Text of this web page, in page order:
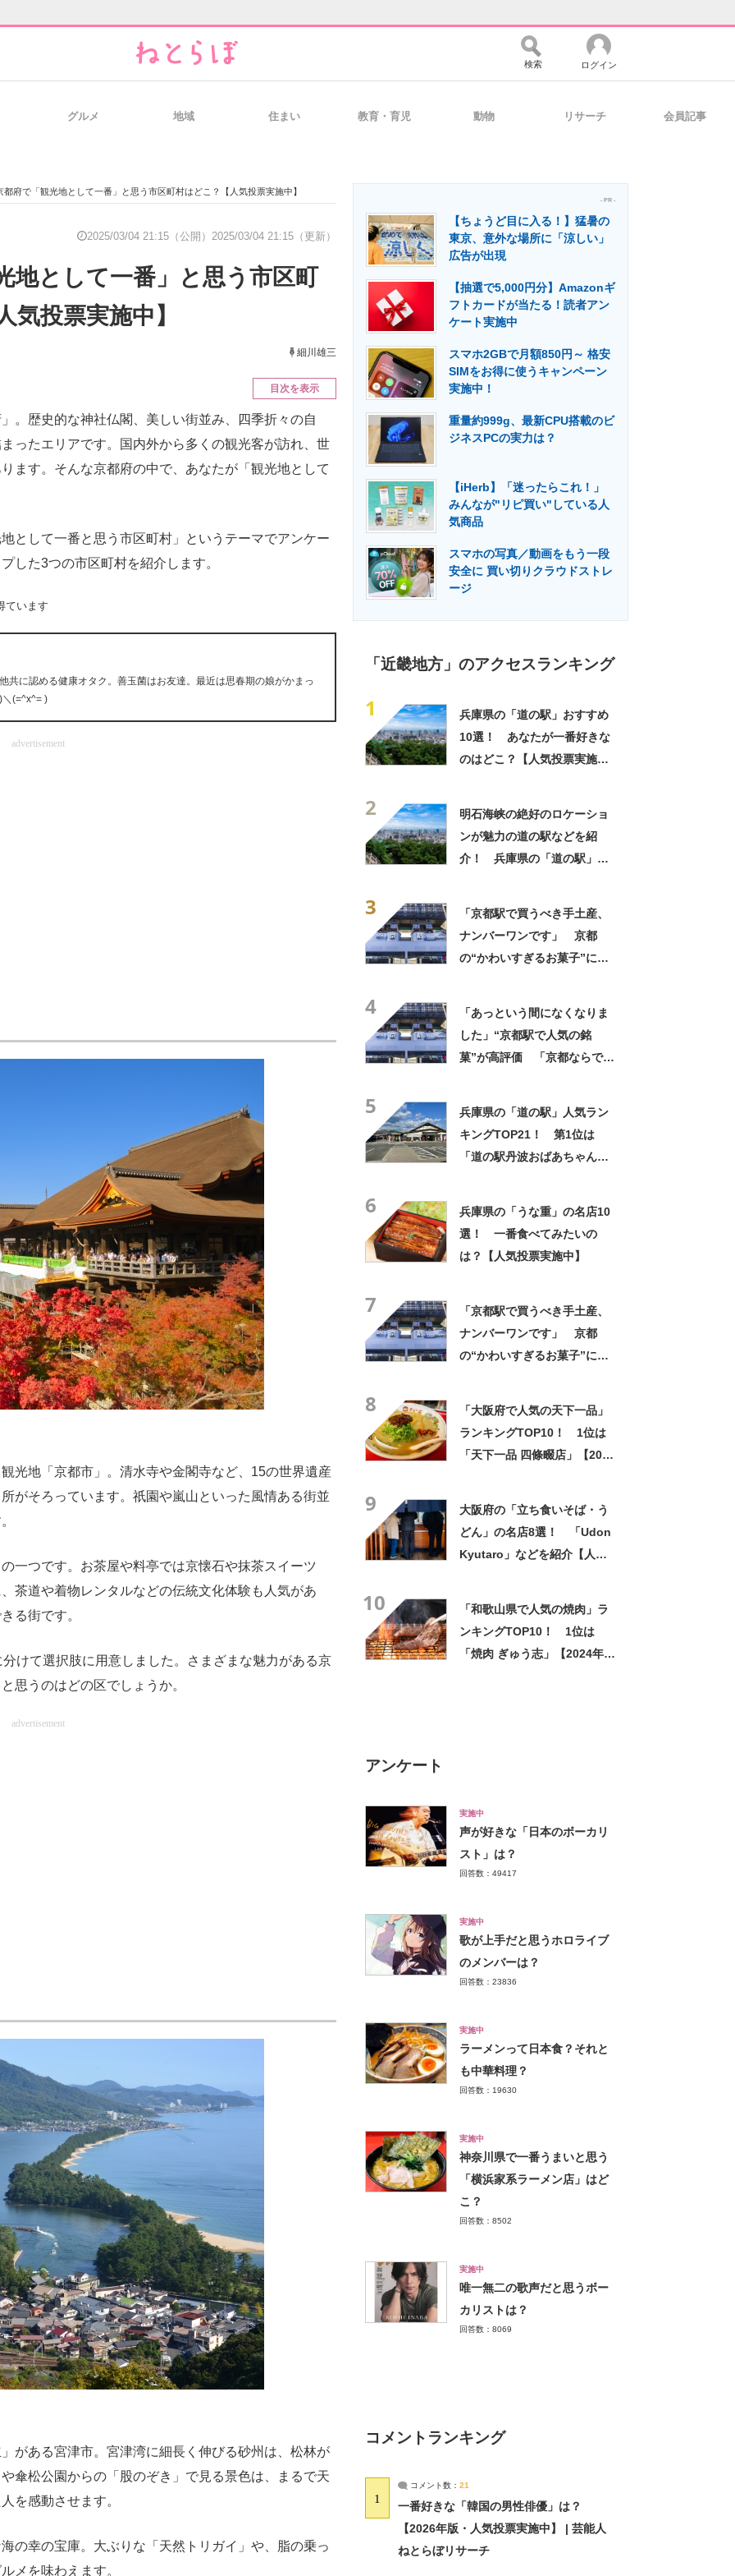
経営リーダーのコミュニティ マーケ×ITの今がよく分かる
IT製品の技術・比較・事例 製造業のIT導入・活用を支援
エネルギーの専門メディア 建設×テクノロジーの最前線
検索 ログイン
グルメ 地域 住まい 教育・育児 動物 リサーチ 会員記事
都府で「観光地として一番」と思う市区町村はどこ？【人気投票実施中】
2025/03/04 21:15（公開） 2025/03/04 21:15（更新）
地として一番」と思う市区町
気投票実施中】
細川雄三
目次を表示
歴史的な神社仏閣、美しい街並み、四季折々の自
ったエリアです。国内外から多くの観光客が訪れ、世
ます。そんな京都府の中で、あなたが「観光地として
して一番と思う市区町村」というテーマでアンケー
した3つの市区町村を紹介します。
ています
共に認める健康オタク。善玉菌はお友達。最近は思春期の娘がかまっ
＼(=^x^= )
advertisement
地「京都市」。清水寺や金閣寺など、15の世界遺産
がそろっています。祇園や嵐山といった風情ある街並
つです。お茶屋や料亭では京懐石や抹茶スイーツ
茶道や着物レンタルなどの伝統文化体験も人気があ
る街です。
けて選択肢に用意しました。さまざまな魅力がある京
思うのはどの区でしょうか。
advertisement
ある宮津市。宮津湾に細長く伸びる砂州は、松林が
傘松公園からの「股のぞき」で見る景色は、まるで天
を感動させます。
幸の宝庫。大ぶりな「天然トリガイ」や、脂の乗っ
メを味わえます。
- PR -
【ちょうど目に入る！】猛暑の
東京、意外な場所に「涼しい」
広告が出現
【抽選で5,000円分】Amazonギ
フトカードが当たる！読者アン
ケート実施中
スマホ2GBで月額850円～ 格安
SIMをお得に使うキャンペーン
実施中！
重量約999g、最新CPU搭載のビ
ジネスPCの実力は？
【iHerb】「迷ったらこれ！」
みんなが"リピ買い"している人
気商品
スマホの写真／動画をもう一段
安全に 買い切りクラウドストレ
ージ
「近畿地方」のアクセスランキング
1
兵庫県の「道の駅」おすすめ
10選！ あなたが一番好きな
のはどこ？【人気投票実施
2
明石海峡の絶好のロケーショ
ンが魅力の道の駅などを紹
介！ 兵庫県の「道の駅」お
3
「京都駅で買うべき手土産、
ナンバーワンです」 京都
の“かわいすぎるお菓子”に反
4
「あっという間になくなりま
した」“京都駅で人気の銘
菓”が高評価 「京都ならでは
5
兵庫県の「道の駅」人気ラン
キングTOP21！ 第1位は
「道の駅丹波おばあちゃんの
6
兵庫県の「うな重」の名店10
選！ 一番食べてみたいの
は？【人気投票実施中】
7
「京都駅で買うべき手土産、
ナンバーワンです」 京都
の“かわいすぎるお菓子”に反
8
「大阪府で人気の天下一品」
ランキングTOP10！ 1位は
「天下一品 四條畷店」【2024
9
大阪府の「立ち食いそば・う
どん」の名店8選！ 「Udon
Kyutaro」などを紹介【人気
10
「和歌山県で人気の焼肉」ラ
ンキングTOP10！ 1位は
「焼肉 ぎゅう志」【2024年
アンケート
実施中
声が好きな「日本のボーカリ
スト」は？
回答数：49417
実施中
歌が上手だと思うホロライブ
のメンバーは？
回答数：23836
実施中
ラーメンって日本食？それと
も中華料理？
回答数：19630
実施中
神奈川県で一番うまいと思う
「横浜家系ラーメン店」はど
こ？
回答数：8502
実施中
唯一無二の歌声だと思うボー
カリストは？
回答数：8069
コメントランキング
1
コメント数： 21
一番好きな「韓国の男性俳優」は？
【2026年版・人気投票実施中】 | 芸能人
ねとらぼリサーチ